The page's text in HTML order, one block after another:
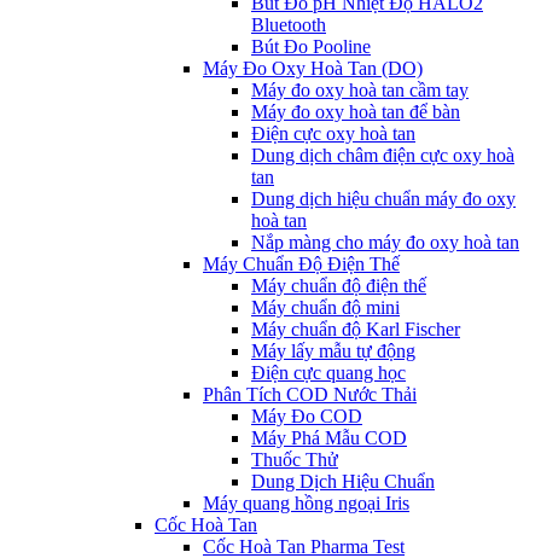
Bluetooth
Bút Đo Pooline
Máy Đo Oxy Hoà Tan (DO)
Máy đo oxy hoà tan cầm tay
Máy đo oxy hoà tan để bàn
Điện cực oxy hoà tan
Dung dịch châm điện cực oxy hoà
tan
Dung dịch hiệu chuẩn máy đo oxy
hoà tan
Nắp màng cho máy đo oxy hoà tan
Máy Chuẩn Độ Điện Thế
Máy chuẩn độ điện thế
Máy chuẩn độ mini
Máy chuẩn độ Karl Fischer
Máy lấy mẫu tự động
Điện cực quang học
Phân Tích COD Nước Thải
Máy Đo COD
Máy Phá Mẫu COD
Thuốc Thử
Dung Dịch Hiệu Chuẩn
Máy quang hồng ngoại Iris
Cốc Hoà Tan
Cốc Hoà Tan Pharma Test